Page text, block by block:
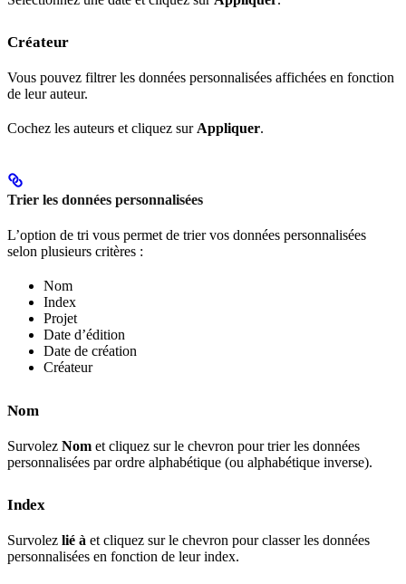
Créateur
Vous pouvez filtrer les données personnalisées affichées en fonction
de leur auteur.
Cochez les auteurs et cliquez sur Appliquer.
Trier les données personnalisées
L’option de tri vous permet de trier vos données personnalisées
selon plusieurs critères :
Nom
Index
Projet
Date d’édition
Date de création
Créateur
Nom
Survolez Nom et cliquez sur le chevron pour trier les données
personnalisées par ordre alphabétique (ou alphabétique inverse).
Index
Survolez lié à et cliquez sur le chevron pour classer les données
personnalisées en fonction de leur index.